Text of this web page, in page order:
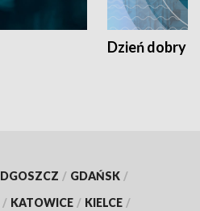
Dzień dobry
/ GDAŃSK /
/ KATOWICE / KIELCE /